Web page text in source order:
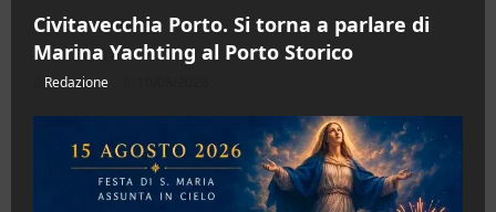
Civitavecchia Porto. Si torna a parlare di
Marina Yachting al Porto Storico
Redazione